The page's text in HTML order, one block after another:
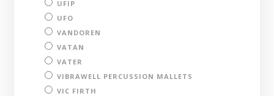
UFIP
UFO
VANDOREN
VATAN
VATER
VIBRAWELL PERCUSSION MALLETS
VIC FIRTH